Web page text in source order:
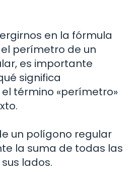
en la fórmula
perímetro de un
es importante
significa
término «perímetro»
un polígono regular
la suma de todas las
lados.